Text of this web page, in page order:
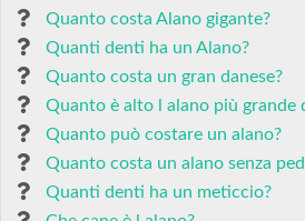
Quanto costa Alano gigante?
Quanti denti ha un Alano?
Quanto costa un gran danese?
Quanto è alto l alano più grande
Quanto può costare un alano?
Quanto costa un alano senza
Quanti denti ha un meticcio?